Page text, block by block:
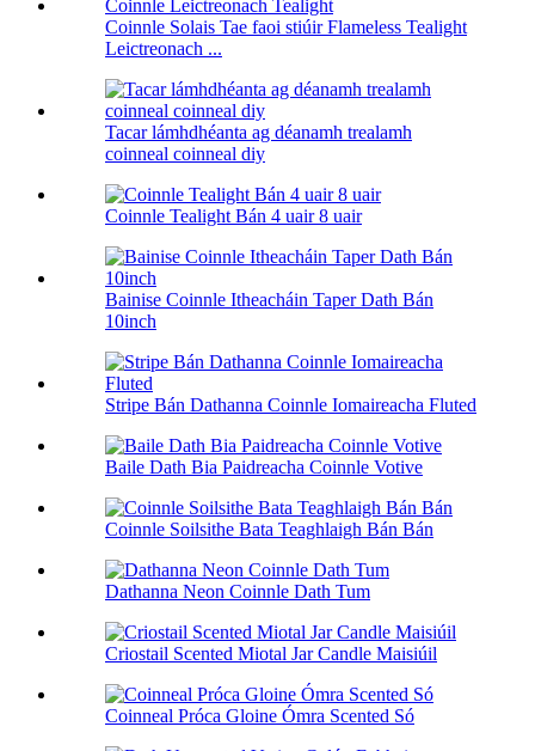
Coinnle Solais Tae faoi stiúir Flameless Tealight
Leictreonach ...
Tacar lámhdhéanta ag déanamh trealamh
coinneal coinneal diy
Coinnle Tealight Bán 4 uair 8 uair
Bainise Coinnle Itheacháin Taper Dath Bán
10inch
Stripe Bán Dathanna Coinnle Iomaireacha Fluted
Baile Dath Bia Paidreacha Coinnle Votive
Coinnle Soilsithe Bata Teaghlaigh Bán Bán
Dathanna Neon Coinnle Dath Tum
Criostail Scented Miotal Jar Candle Maisiúil
Coinneal Próca Gloine Ómra Scented Só